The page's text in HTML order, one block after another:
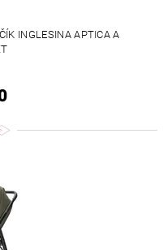
INGLESINA APTICA A